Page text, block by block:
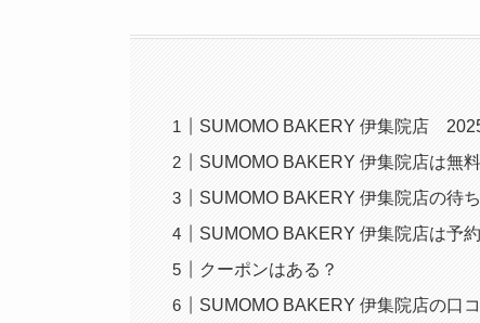
SUMOMO BAKERY 伊集院店
SUMOMO BAKERY 伊集院店は無
SUMOMO BAKERY 伊集院店の待
SUMOMO BAKERY 伊集院店は予
クーポンはある？
SUMOMO BAKERY 伊集院店の口